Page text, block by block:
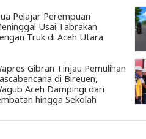
Pelajar Perempuan
Usai Tabrakan
Truk di Aceh Utara
Gibran Tinjau Pemulihan
di Bireuen,
Aceh Dampingi dari
hingga Sekolah